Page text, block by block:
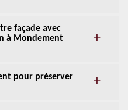
façade avec
à Mondement
pour préserver